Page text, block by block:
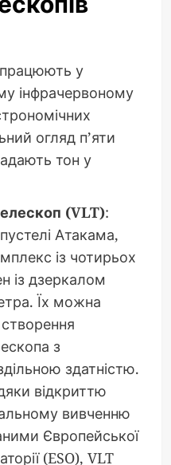
працюють у
інфрачервоному
огляд п’яти
тон у
(VLT):
Атакама,
із чотирьох
із дзеркалом
Їх можна
з
здатністю.
відкриттю
вивченню
Європейської
(ESO), VLT